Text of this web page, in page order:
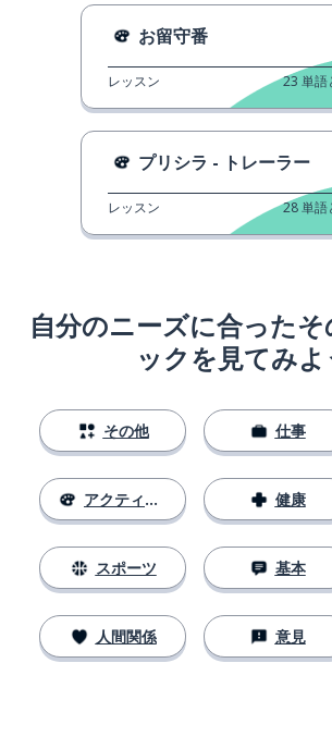
お留守番
レッスン 23 単語
プリシラ - トレーラー
レッスン 28単語
自分のニーズに合った
ックを見てみよ
その他
アクティビティ
スポーツ
人間関係
仕事
健康
基本
意見